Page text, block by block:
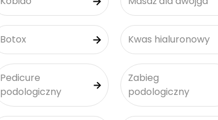
Botox Kwas hialuronowy
Pedicure
podologiczny
Zabieg
podologiczny